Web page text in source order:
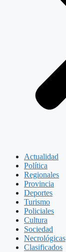
Actualidad
Política
Regionales
Provincia
Deportes
Turismo
Policiales
Cultura
Sociedad
Necrológicas
Clasificados